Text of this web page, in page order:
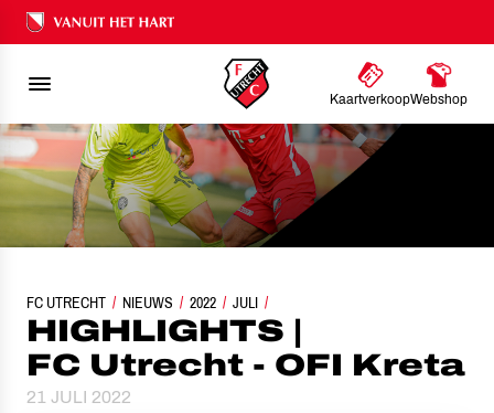
Ons nalatenschap
KaartverkoopWebshop
FC UTRECHT NIEUWS 2022 JULI
HIGHLIGHTS | FC UTRECHT - OFI KRETA
HIGHLIGHTS |
FC Utrecht - OFI Kreta
21 JULI 2022